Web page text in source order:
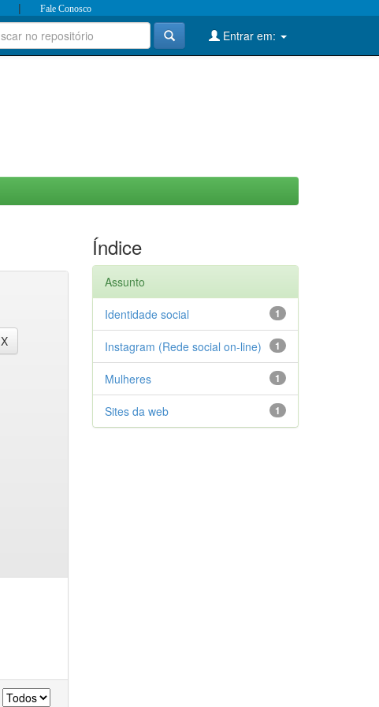
| Fale Conosco
Entrar em:
Índice
Assunto
1
Identidade social
1
Instagram (Rede social on-line)
1
Mulheres
1
Sites da web